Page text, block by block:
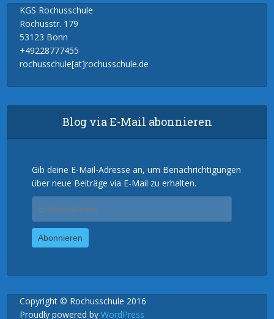
KGS Rochusschule
Rochusstr. 179
53123 Bonn
+49228777455
rochusschule[at]rochusschule.de
Blog via E-Mail abonnieren
Gib deine E-Mail-Adresse an, um Benachrichtigungen
über neue Beiträge via E-Mail zu erhalten.
Mail-
Adresse
Abonnieren
Copyright © Rochusschule 2016
Proudly powered byWordPress